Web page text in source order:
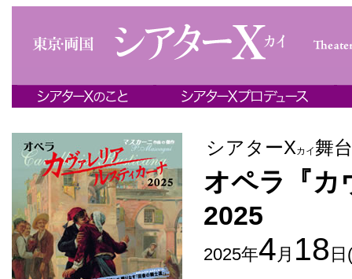
シアターΧカイ 舞
オペラ『カ
2025
2025年4月 18